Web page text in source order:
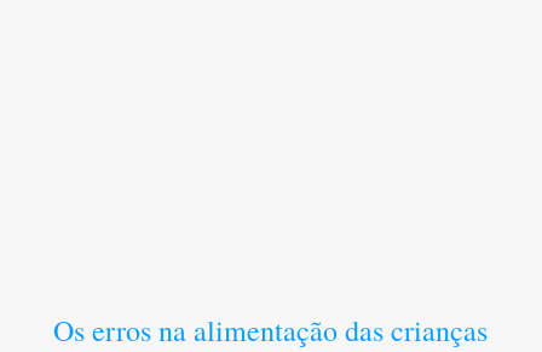
Os erros na alimentação das crianças